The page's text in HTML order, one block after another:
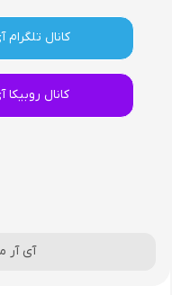
کانال تلگرام
کانال روبیکا
آی آر